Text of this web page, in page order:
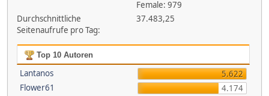
Female: 979
Durchschnittliche
Seitenaufrufe pro Tag:
37.483,25
Top 10 Autoren
Lantanos
5.622
Flower61
4.174